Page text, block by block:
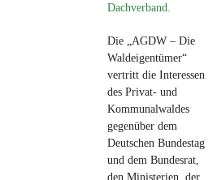
Dachverband.
Die „AGDW – Die
Waldeigentümer“
vertritt die Interessen
des Privat- und
Kommunalwaldes
gegenüber dem
Deutschen Bundestag
und dem Bundesrat,
den Ministerien, der